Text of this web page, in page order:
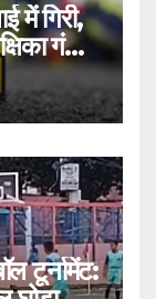
में गिरी,
गंभीर
टूर्नामेंट: